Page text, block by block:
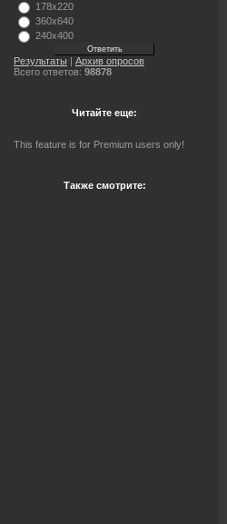
178x220
360x640
240x400
Результаты | Архив опросов
Всего ответов: 98878
Читайте еще:
This feature is for Premium users only!
Также смотрите: